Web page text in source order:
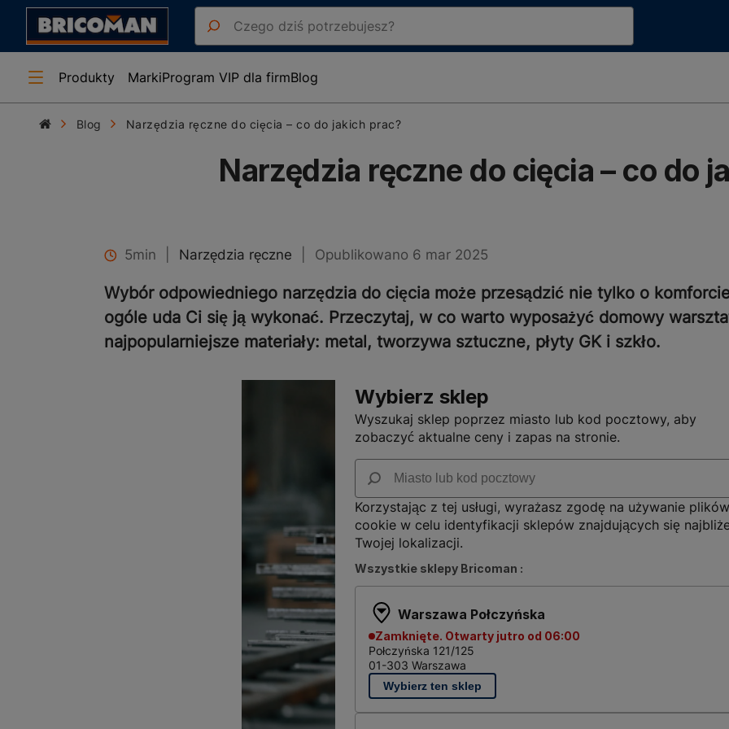
Produkty MarkiProgram VIP dla firmBlog
Blog Narzędzia ręczne do cięcia – co do jakich prac?
Narzędzia ręczne do cięcia – co do
5min Narzędzia ręczne Opublikowano 6 mar 2025
Wybór odpowiedniego narzędzia do cięcia może przesądzić nie tylko o
ogóle uda Ci się ją wykonać. Przeczytaj, w co warto wyposażyć domowy
najpopularniejsze materiały: metal, tworzywa sztuczne, płyty GK i szkło.
Wybierz sklep
Wyszukaj sklep poprzez miasto lub kod pocztowy, aby
zobaczyć aktualne ceny i zapas na stronie.
Korzystając z tej usługi, wyrażasz zgodę na używanie plików
cookie w celu identyfikacji sklepów znajdujących się
Twojej lokalizacji.
Wszystkie sklepy Bricoman :
Warszawa Połczyńska
Zamknięte. Otwarty jutro od 06:00
Połczyńska 121/125
01-303 Warszawa